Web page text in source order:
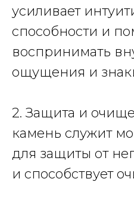
усиливает
способности и
воспринимать
ощущения и
2. Защита и
камень служит
для защиты от
и способствует